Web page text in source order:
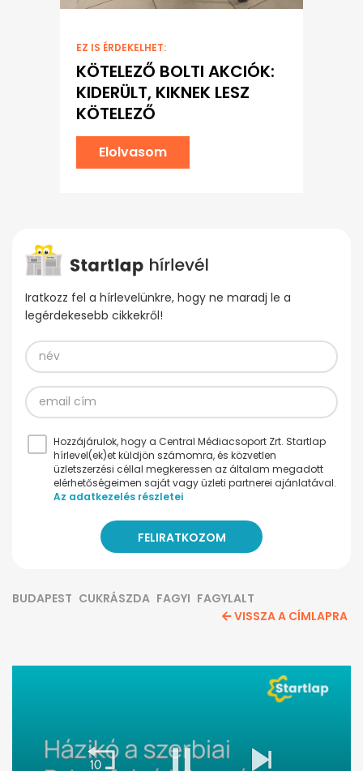
EZ IS ÉRDEKELHET:
KÖTELEZŐ BOLTI AKCIÓK:
KIDERÜLT, KIKNEK LESZ
KÖTELEZŐ
Elolvasom
Iratkozz fel a hírlevelünkre, hogy ne maradj le a
legérdekesebb cikkekről!
Hozzájárulok, hogy a Central Médiacsoport Zrt. Startlap
hírlevel(ek)et küldjön számomra, és közvetlen
üzletszerzési céllal megkeressen az általam megadott
elérhetőségeimen saját vagy üzleti partnerei ajánlatával.
Az adatkezelés részletei
BUDAPEST CUKRÁSZDA FAGYI FAGYLALT
VISSZA A CÍMLAPRA